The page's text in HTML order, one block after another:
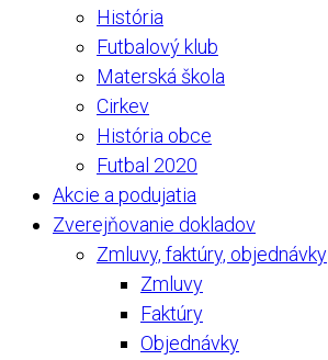
História
Futbalový klub
Materská škola
Cirkev
História obce
Futbal 2020
Akcie a podujatia
Zverejňovanie dokladov
Zmluvy, faktúry, objednávky
Zmluvy
Faktúry
Objednávky